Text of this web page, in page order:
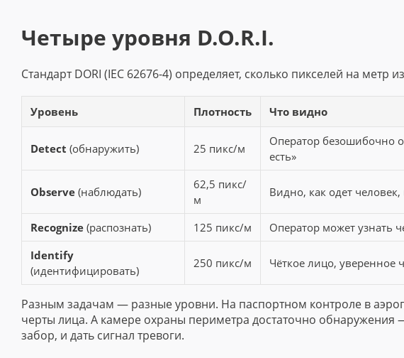
Четыре уровня D.O.R.I.
Стандарт DORI (IEC 62676-4) определяет, сколько пикселей на
Уровень Плотность Что видно
Detect (обнаружить) 25 пикс/м
Оператор безошибочно
есть»
Observe (наблюдать)
62,5 пикс/
м
Видно, как одет
Recognize (распознать) 125 пикс/м
Оператор может узнать
Identify
(идентифицировать)
250 пикс/м Чёткое лицо, уверенное
Разным задачам — разные уровни. На паспортном контроле в
черты лица. А камере охраны периметра достаточно обнаружения
забор, и дать сигнал тревоги.